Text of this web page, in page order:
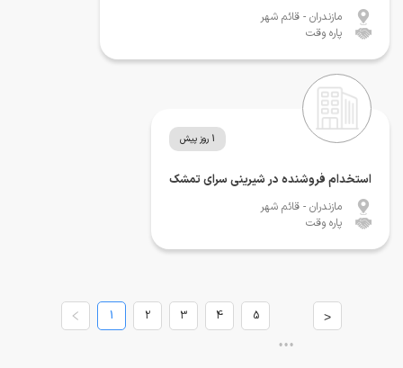
مازندران - قائم شهر
پاره وقت
1 روز پیش
استخدام فروشنده در شیرینی سرای تمشک
مازندران - قائم شهر
پاره وقت
1 2 3 4 5
•••
>